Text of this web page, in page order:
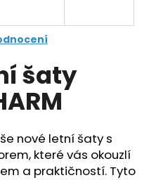
šaty
nové letní šaty s
které vás okouzlí
a praktičností. Tyto